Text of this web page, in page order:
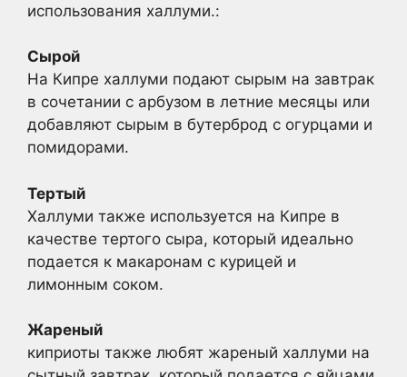
использования халлуми.:
Сырой
На Кипре халлуми подают сырым на завтрак
в сочетании с арбузом в летние месяцы или
добавляют сырым в бутерброд с огурцами и
помидорами.
Тертый
Халлуми также используется на Кипре в
качестве тертого сыра, который идеально
подается к макаронам с курицей и
лимонным соком.
Жареный
киприоты также любят жареный халлуми на